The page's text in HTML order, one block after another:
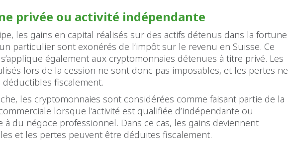
privée ou activité indépendante
les gains en capital réalisés sur des actifs détenus dans la fortune
particulier sont exonérés de l’impôt sur le revenu en Suisse. Ce
également aux cryptomonnaies détenues à titre privé. Les
lors de la cession ne sont donc pas imposables, et les pertes ne
déductibles fiscalement.
les cryptomonnaies sont considérées comme faisant partie de la
lorsque l’activité est qualifiée d’indépendante ou
à du négoce professionnel. Dans ce cas, les gains deviennent
et les pertes peuvent être déduites fiscalement.